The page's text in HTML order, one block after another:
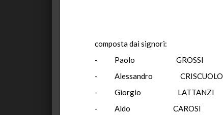
composta dai signori:
- Paolo
- Alessandro
- Giorgio
- Aldo